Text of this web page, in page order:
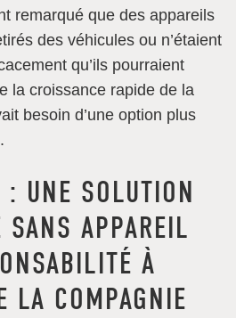
remarqué que des appareils
des véhicules ou n’étaient
qu’ils pourraient
la croissance rapide de la
besoin d’une option plus
UNE SOLUTION
SANS APPAREIL
À
LA COMPAGNIE